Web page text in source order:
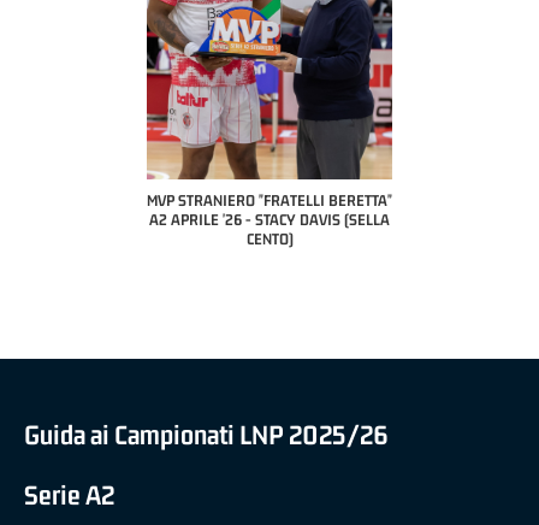
MVP "FRATELLI BERETTA" SAMUEL
DILAS B NAZIONALE APRILE '26 -
MARCO RESTELLI (TAV TREVIGLIO
Guida ai Campionati LNP 2025/26
Serie A2